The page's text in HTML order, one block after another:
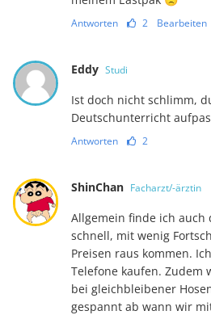
Antworten 2 Bearbeiten
Eddy Studi
Ist doch nicht schlimm,
Deutschunterricht
Antworten 2
ShinChan Facharzt/-ärztin
Allgemein finde ich auch
schnell, mit wenig
Preisen raus kommen.
Telefone kaufen. Zudem
bei gleichbleibener
gespannt ab wann wir